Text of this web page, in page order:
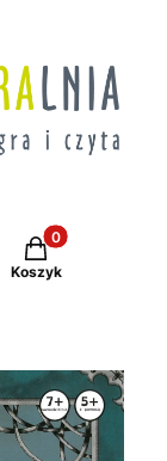
Produkty w
Koszyk